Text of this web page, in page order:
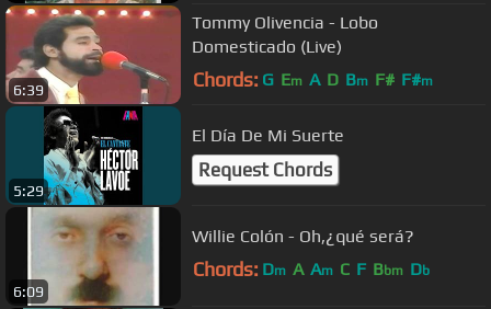
6:39
Tommy Olivencia - Lobo
Domesticado (Live)
Chords: G Em A D Bm F# F#m
5:29
El Día De Mi Suerte
Request Chords
6:09
Willie Colón - Oh,¿qué será?
Chords: Dm A Am C F Bbm Db